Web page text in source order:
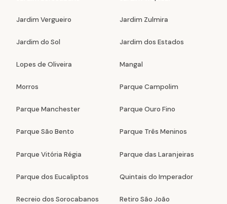
Jardim Vergueiro Jardim Zulmira
Jardim do Sol Jardim dos Estados
Lopes de Oliveira Mangal
Morros Parque Campolim
Parque Manchester Parque Ouro Fino
Parque São Bento Parque Três Meninos
Parque Vitória Régia Parque das Laranjeiras
Parque dos Eucaliptos Quintais do Imperador
Recreio dos Sorocabanos Retiro São João